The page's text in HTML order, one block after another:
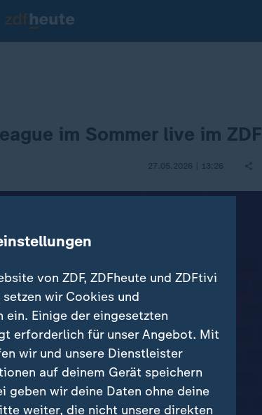
im Sommer live im ZDF
27.05.2026 | 13:26
von ZDF, ZDFheute und ZDFtivi
wir Cookies und
ein. Einige der eingesetzten
erforderlich für unser Angebot. Mit
wir und unsere Dienstleister
auf deinem Gerät speichern
geben wir deine Daten ohne deine
weiter, die nicht unsere direkten